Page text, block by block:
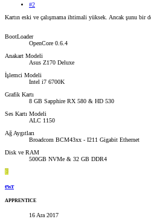
#2
Kartın eski ve çalışmama ihtimali yüksek. Ancak şunu bir
BootLoader
OpenCore 0.6.4
Anakart Modeli
Asus Z170 Deluxe
İşlemci Modeli
Intel i7 6700K
Grafik Kartı
8 GB Sapphire RX 580 & HD 530
Ses Kartı Modeli
ALC 1150
Ağ Aygıtları
Broadcom BCM43xx - I211 Gigabit Ethernet
Disk ve RAM
500GB NVMe & 32 GB DDR4
E
ewr
APPRENTICE
16 Ara 2017